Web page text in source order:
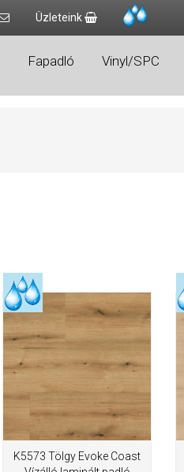
Üzleteink
Fapadló Vinyl/SPC
K5573 Tölgy Evoke Coast